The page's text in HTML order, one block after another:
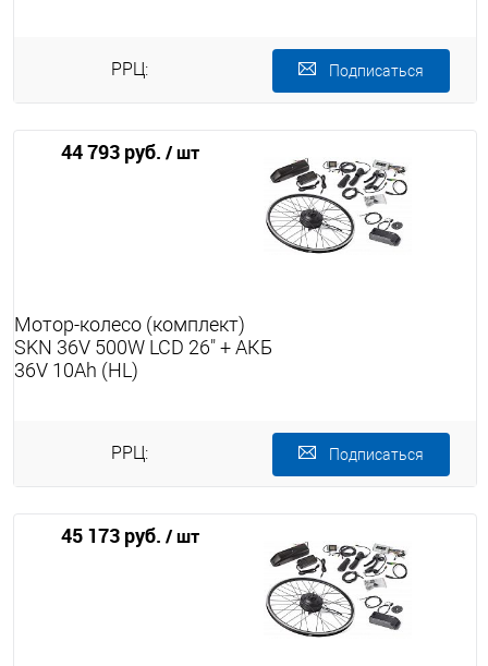
РРЦ:
44 793 руб. / шт
Подписаться
Мотор-колесо (комплект)
SKN 36V 500W LCD 26" + АКБ
36V 10Ah (HL)
РРЦ:
45 173 руб. / шт
Подписаться